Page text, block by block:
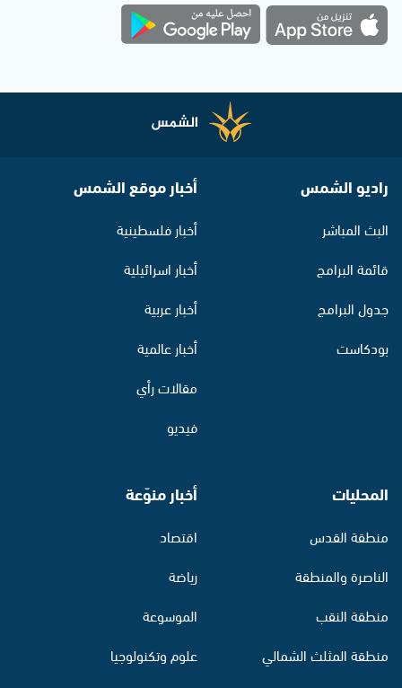
راديو الشمس
البث المباشر
قائمة البرامج
جدول البرامج
بودكاست
أخبار موقع الشمس
أخبار فلسطينية
أخبار اسرائيلية
أخبار عربية
أخبار عالمية
مقالات رأي
فيديو
المحليات
منطقة القدس
الناصرة والمنطقة
منطقة النقب
منطقة المثلث الشمالي
أخبار منوّعة
اقتصاد
رياضة
الموسوعة
علوم وتكنولوجيا